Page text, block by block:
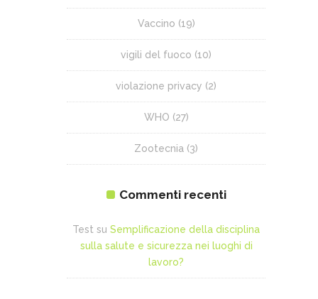
Vaccino (19)
vigili del fuoco (10)
violazione privacy (2)
WHO (27)
Zootecnia (3)
Commenti recenti
Test su Semplificazione della disciplina
sulla salute e sicurezza nei luoghi di
lavoro?